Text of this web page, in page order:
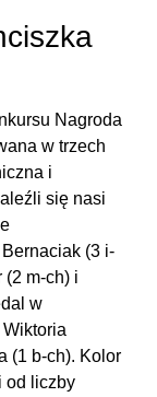
Nagroda
w trzech
i
się nasi
(3 i-
(2 m-ch) i
w
(1 b-ch). Kolor
od liczby